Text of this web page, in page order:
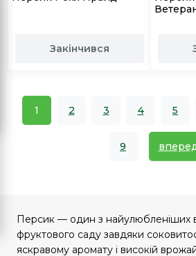
Закінчився
1 2 3 4 5
9
Персик — один з найулюбленіших
фруктового саду завдяки
яскравому аромату і високій